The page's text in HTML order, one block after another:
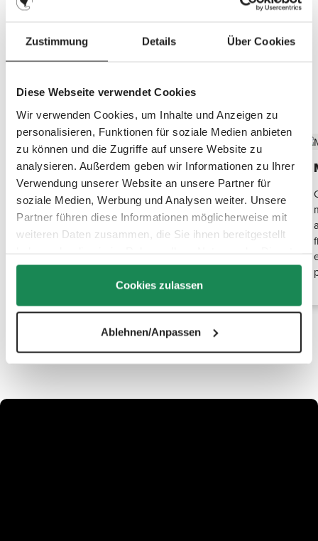
Zustimmung Details Über Cookies
Diese Webseite verwendet Cookies
Wir verwenden Cookies, um Inhalte und Anzeigen zu
personalisieren, Funktionen für soziale Medien anbieten
zu können und die Zugriffe auf unsere Website zu
analysieren. Außerdem geben wir Informationen zu Ihrer
Verwendung unserer Website an unsere Partner für
soziale Medien, Werbung und Analysen weiter. Unsere
Partner führen diese Informationen möglicherweise mit
weiteren Daten zusammen, die Sie ihnen bereitgestellt
gesammelt haben.
Cookies zulassen
Ablehnen/Anpassen
Descubre las características
principales
Por cada bolso maternal
Los ganchos de fijación universal para bolso
maternal son compatibles con todos los bolsos
maternos habituales. Independientemente del
modelo que utilices, nuestro accesorio se adapta